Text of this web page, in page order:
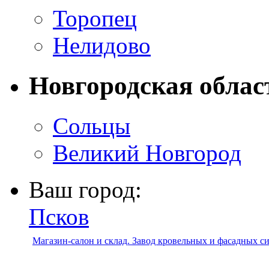
Торопец
Нелидово
Новгородская
Сольцы
Великий Новгород
Ваш город:
Псков
Магазин-салон и склад. Завод кровельных и фасадных